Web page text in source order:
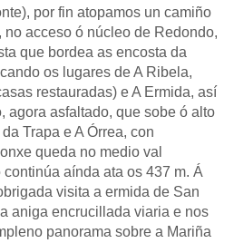
por fin atopamos un camiño
no acceso ó núcleo de Redondo,
que bordea as encosta da
os lugares de A Ribela,
restauradas) e A Ermida, así
agora asfaltado, que sobe ó alto
Trapa e A Órrea, con
queda no medio val
aínda ata os 437 m. Á
visita a ermida de San
aniga encrucillada viaria e nos
panorama sobre a Mariña